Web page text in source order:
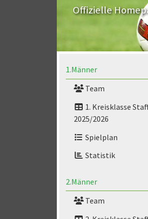
Offizielle
1.Männer
Team
1. Kreisklasse
2025/2026
Spielplan
Statistik
2.Männer
Team